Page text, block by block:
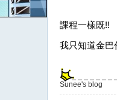
課程一樣既!!
我只知道金巴
Sunee's blog